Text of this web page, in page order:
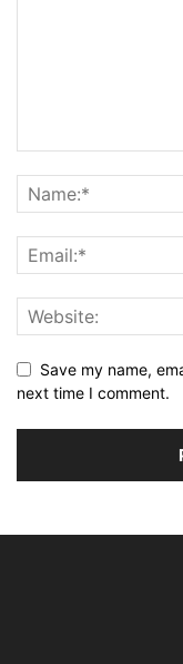
Save my name,
next time I comment.